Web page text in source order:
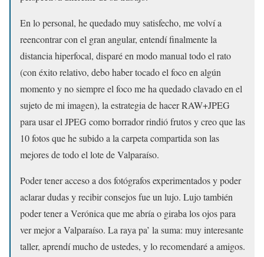
En lo personal, he quedado muy satisfecho, me volví a
reencontrar con el gran angular, entendí finalmente la
distancia hiperfocal, disparé en modo manual todo el rato
(con éxito relativo, debo haber tocado el foco en algún
momento y no siempre el foco me ha quedado clavado en el
sujeto de mi imagen), la estrategia de hacer RAW+JPEG
para usar el JPEG como borrador rindió frutos y creo que las
10 fotos que he subido a la carpeta compartida son las
mejores de todo el lote de Valparaíso.
Poder tener acceso a dos fotógrafos experimentados y poder
aclarar dudas y recibir consejos fue un lujo. Lujo también
poder tener a Verónica que me abría o giraba los ojos para
ver mejor a Valparaíso. La raya pa’ la suma: muy interesante
taller, aprendí mucho de ustedes, y lo recomendaré a amigos.